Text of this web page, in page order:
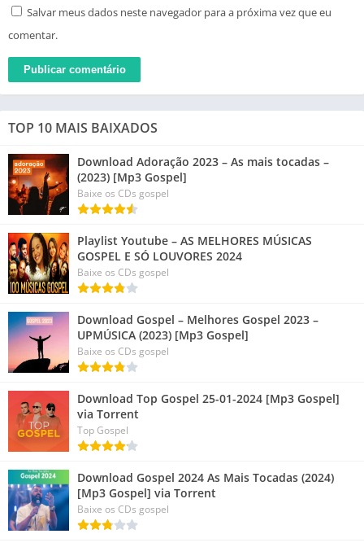
Salvar meus dados neste navegador para a próxima vez que eu
comentar.
TOP 10 MAIS BAIXADOS
Download Adoração 2023 – As mais tocadas –
(2023) [Mp3 Gospel]
Baixe os CDs gospel
Playlist Youtube – AS MELHORES MÚSICAS
GOSPEL E SÓ LOUVORES 2024
Baixe os CDs gospel
Download Gospel – Melhores Gospel 2023 –
UPMÚSICA (2023) [Mp3 Gospel]
Baixe os CDs gospel
Download Top Gospel 25-01-2024 [Mp3 Gospel]
via Torrent
Top Gospel
Download Gospel 2024 As Mais Tocadas (2024)
[Mp3 Gospel] via Torrent
Baixe os CDs gospel